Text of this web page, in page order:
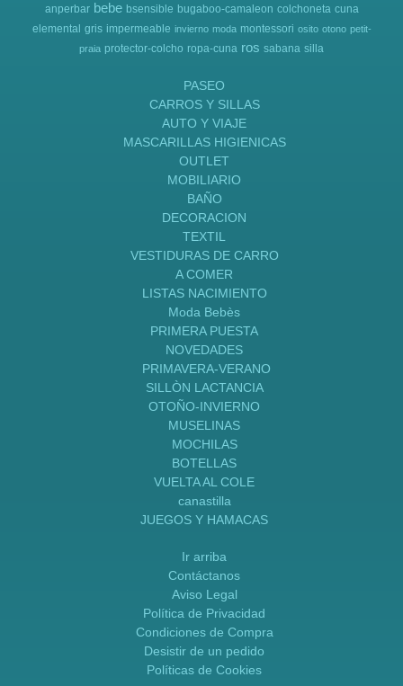
anperbar bebe bsensible bugaboo-camaleon colchoneta cuna
elemental gris impermeable invierno moda montessori osito otono petit-
praia protector-colcho ropa-cuna ros sabana silla
PASEO
CARROS Y SILLAS
AUTO Y VIAJE
MASCARILLAS HIGIENICAS
OUTLET
MOBILIARIO
BAÑO
DECORACION
TEXTIL
VESTIDURAS DE CARRO
A COMER
LISTAS NACIMIENTO
Moda Bebès
PRIMERA PUESTA
NOVEDADES
PRIMAVERA-VERANO
SILLÒN LACTANCIA
OTOÑO-INVIERNO
MUSELINAS
MOCHILAS
BOTELLAS
VUELTA AL COLE
canastilla
JUEGOS Y HAMACAS
Ir arriba
Contáctanos
Aviso Legal
Política de Privacidad
Condiciones de Compra
Desistir de un pedido
Políticas de Cookies